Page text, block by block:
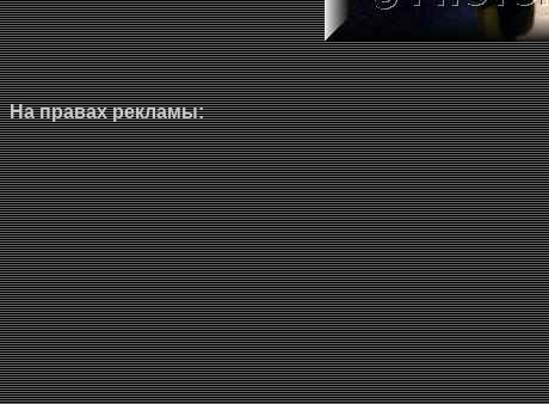
На правах рекламы: